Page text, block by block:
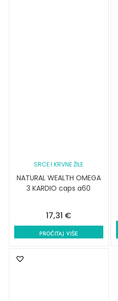
SRCE I KRVNE ŽILE
NATURAL WEALTH OMEGA
3 KARDIO caps a60
17,31 €
PROČITAJ VIŠE